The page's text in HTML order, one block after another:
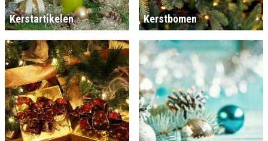
Kerstartikelen Kerstbomen